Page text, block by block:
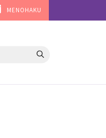
MENOHAKU
Hae